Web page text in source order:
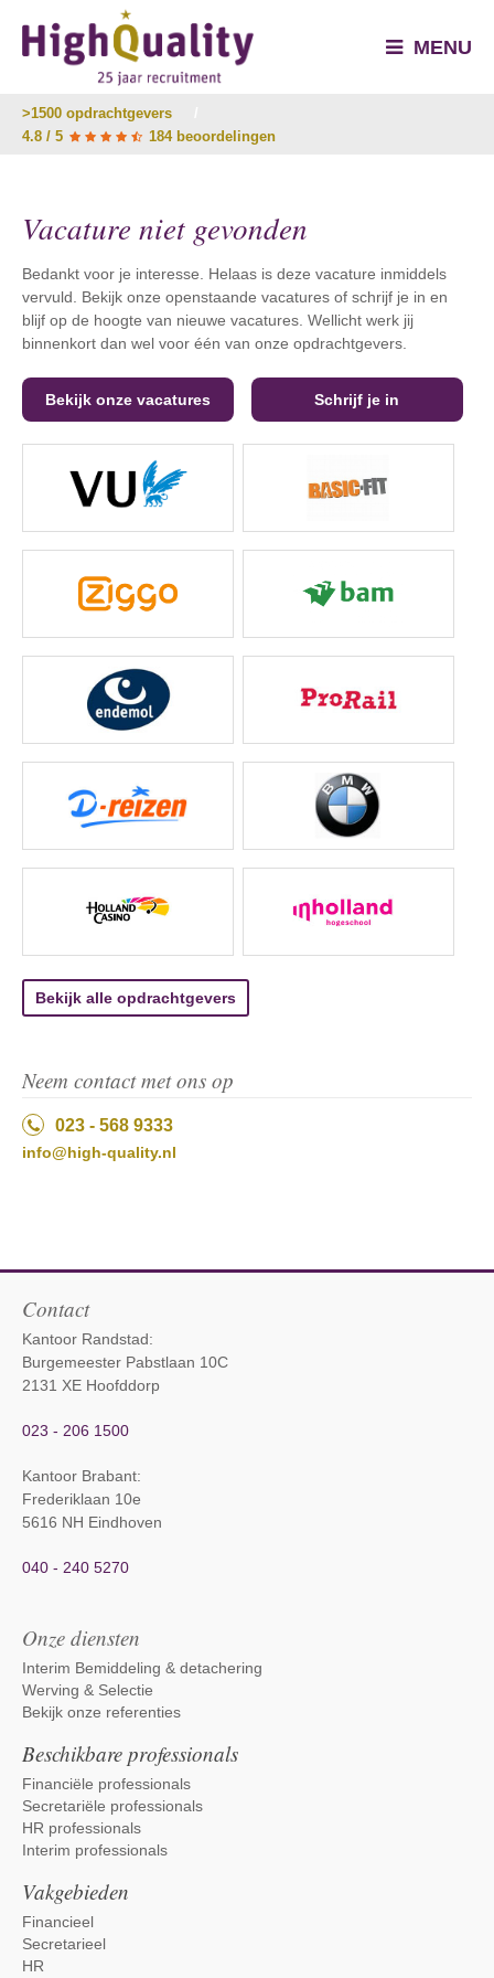
MENU
>1500 opdrachtgevers
4.8 / 5
184 beoordelingen
Vacature niet gevonden
Bedankt voor je interesse. Helaas is deze vacature inmiddels
vervuld. Bekijk onze openstaande vacatures of schrijf je in en
blijf op de hoogte van nieuwe vacatures. Wellicht werk jij
binnenkort dan wel voor één van onze opdrachtgevers.
Bekijk onze vacatures Schrijf je in
Bekijk alle opdrachtgevers
Neem contact met ons op
023 - 568 9333
info@high-quality.nl
Contact
Kantoor Randstad:
Burgemeester Pabstlaan 10C
2131 XE Hoofddorp
023 - 206 1500
Kantoor Brabant:
Frederiklaan 10e
5616 NH Eindhoven
040 - 240 5270
Onze diensten
Interim Bemiddeling & detachering
Werving & Selectie
Bekijk onze referenties
Beschikbare professionals
Financiële professionals
Secretariële professionals
HR professionals
Interim professionals
Vakgebieden
Financieel
Secretarieel
HR